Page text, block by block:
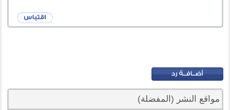
مواقع النشر (المفضلة)